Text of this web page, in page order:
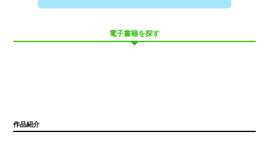
電子書籍を探す
作品紹介